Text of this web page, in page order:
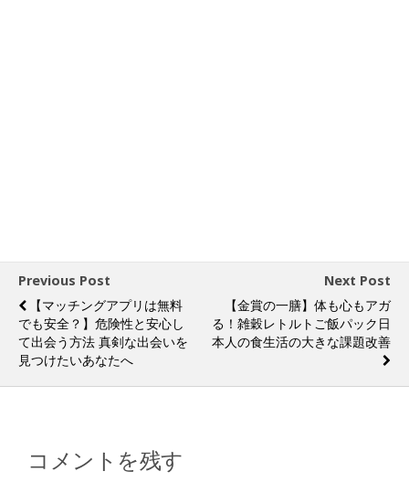
Previous Post
【マッチングアプリは無料
でも安全？】危険性と安心し
て出会う方法 真剣な出会いを
見つけたいあなたへ
Next Post
【金賞の一膳】体も心もアガ
る！雑穀レトルトご飯パック日
本人の食生活の大きな課題改善
コメントを残す